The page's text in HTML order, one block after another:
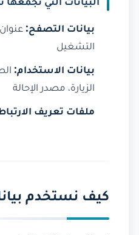
البيانات التي نجمعها
بيانات التصفح:
التشغيل
بيانات الاستخدام:
الزيارة، مصدر الإحالة
ملفات تعريف
كيف نستخدم